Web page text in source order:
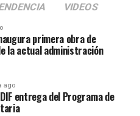
al cierre parcial de la
de la ciudad durante
al tránsito
VIDEOS
primera obra de
la actual administración
ago
entrega del Programa de